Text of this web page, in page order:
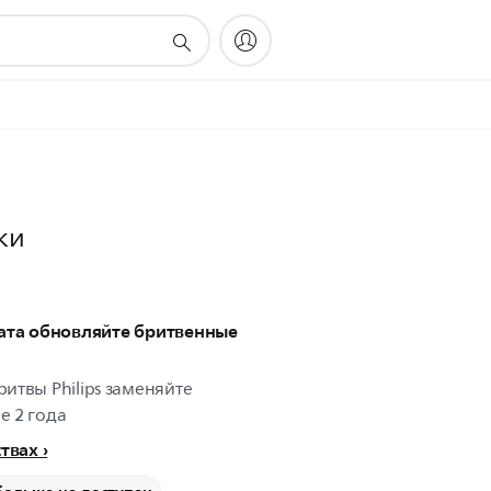
обновляйте бритвенные
Philips заменяйте
2 года